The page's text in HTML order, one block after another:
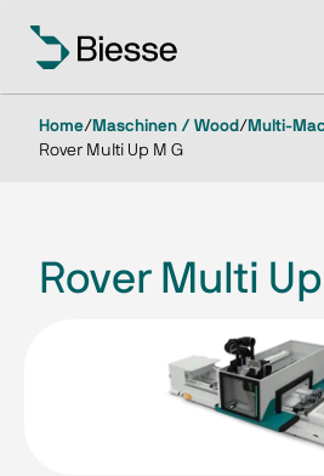
Home/ Maschinen / Wood/ Multi-
Rover Multi Up M G
Rover Multi